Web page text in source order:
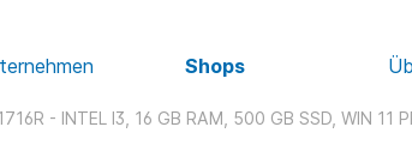
Shops
- INTEL I3, 16 GB RAM, 500 GB SSD, WIN 11